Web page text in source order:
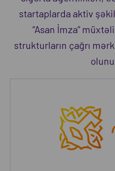
startaplarda aktiv
“Asan İmza”
strukturların çağrı